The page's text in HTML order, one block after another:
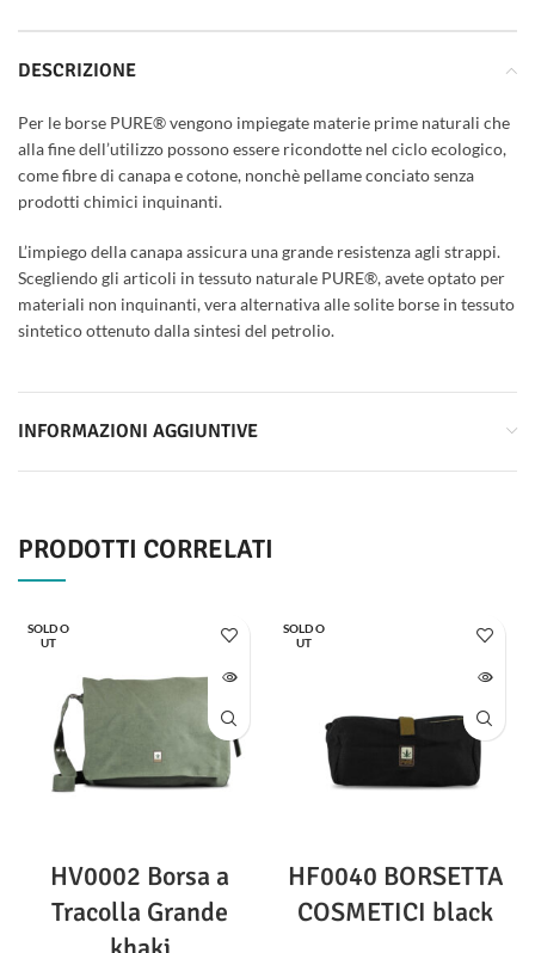
DESCRIZIONE
Per le borse PURE® vengono impiegate materie prime naturali che
alla fine dell’utilizzo possono essere ricondotte nel ciclo ecologico,
come fibre di canapa e cotone, nonchè pellame conciato senza
prodotti chimici inquinanti.
L’impiego della canapa assicura una grande resistenza agli strappi.
Scegliendo gli articoli in tessuto naturale PURE®, avete optato per
materiali non inquinanti, vera alternativa alle solite borse in tessuto
sintetico ottenuto dalla sintesi del petrolio.
INFORMAZIONI AGGIUNTIVE
PRODOTTI CORRELATI
SOLD O
UT
HV0002 Borsa a
Tracolla Grande
SOLD O
UT
HF0040 BORSETTA
COSMETICI black